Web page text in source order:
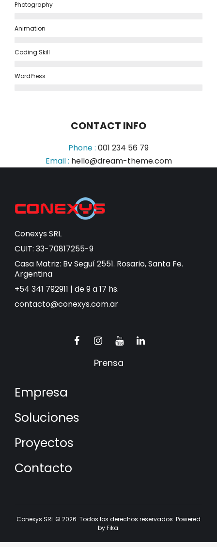
Photography
Animation
Coding Skill
WordPress
CONTACT INFO
Phone : 001 234 56 79
Email : hello@dream-theme.com
Conexys SRL
CUIT: 33-70817255-9
Casa Matriz: Bv Seguí 2551. Rosario, Santa Fe.
Argentina
+54 341 792911 | de 9 a 17 hs.
contacto@conexys.com.ar
Prensa
Empresa
Soluciones
Proyectos
Contacto
Conexys SRL © 2026. Todos los derechos reservados. Powered
byFika.